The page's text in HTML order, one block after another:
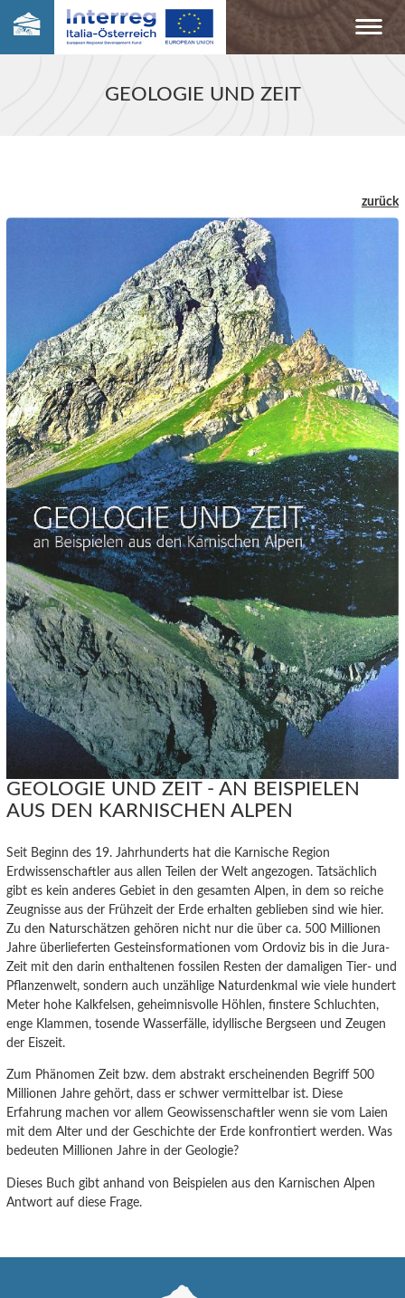
GEOLOGIE UND ZEIT
zurück
GEOLOGIE UND ZEIT - AN BEISPIELEN
AUS DEN KARNISCHEN ALPEN
Seit Beginn des 19. Jahrhunderts hat die Karnische Region
Erdwissenschaftler aus allen Teilen der Welt angezogen. Tatsächlich
gibt es kein anderes Gebiet in den gesamten Alpen, in dem so reiche
Zeugnisse aus der Frühzeit der Erde erhalten geblieben sind wie hier.
Zu den Naturschätzen gehören nicht nur die über ca. 500 Millionen
Jahre überlieferten Gesteinsformationen vom Ordoviz bis in die Jura-
Zeit mit den darin enthaltenen fossilen Resten der damaligen Tier- und
Pflanzenwelt, sondern auch unzählige Naturdenkmal wie viele hundert
Meter hohe Kalkfelsen, geheimnisvolle Höhlen, finstere Schluchten,
enge Klammen, tosende Wasserfälle, idyllische Bergseen und Zeugen
der Eiszeit.
Zum Phänomen Zeit bzw. dem abstrakt erscheinenden Begriff 500
Millionen Jahre gehört, dass er schwer vermittelbar ist. Diese
Erfahrung machen vor allem Geowissenschaftler wenn sie vom Laien
mit dem Alter und der Geschichte der Erde konfrontiert werden. Was
bedeuten Millionen Jahre in der Geologie?
Dieses Buch gibt anhand von Beispielen aus den Karnischen Alpen
Antwort auf diese Frage.